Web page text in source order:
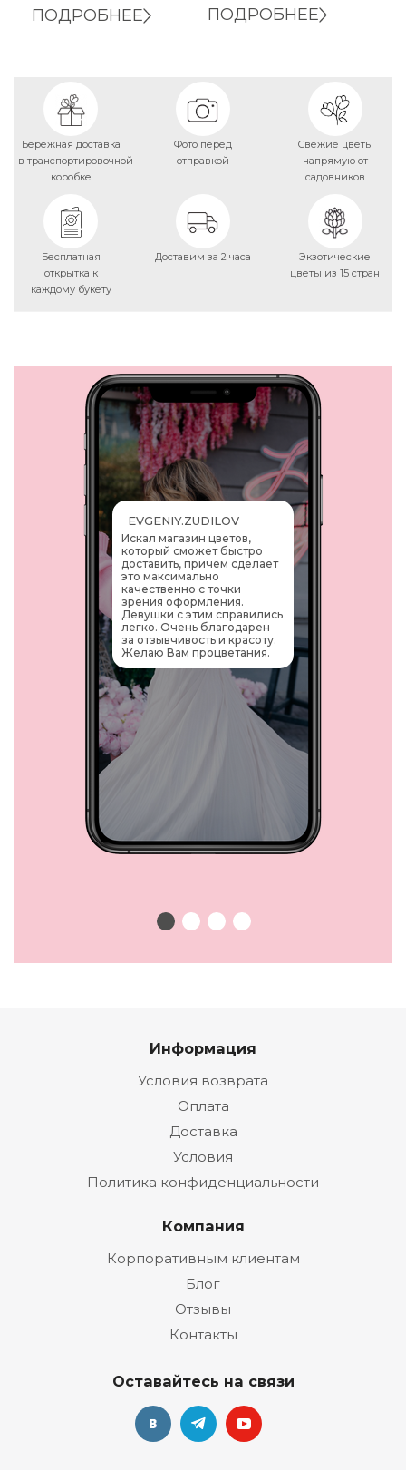
ПОДРОБНЕЕ ПОДРОБНЕЕ
Бережная доставка
в транспортировочной
коробке
Фото перед
отправкой
Свежие цветы
напрямую от
садовников
Бесплатная
открытка к
каждому букету
Доставим за 2 часа
Экзотические
цветы из 15 стран
EVGENIY.ZUDILOV
Искал магазин цветов,
который сможет быстро
доставить, причём сделает
это максимально
качественно с точки
зрения оформления.
Девушки с этим справились
легко. Очень благодарен
за отзывчивость и красоту.
Желаю Вам процветания.
Информация
Условия возврата
Оплата
Доставка
Условия
Политика конфиденциальности
Компания
Корпоративным клиентам
Блог
Отзывы
Контакты
Оставайтесь на связи